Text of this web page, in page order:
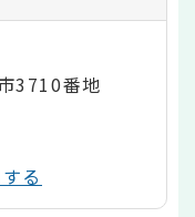
3710番地
る